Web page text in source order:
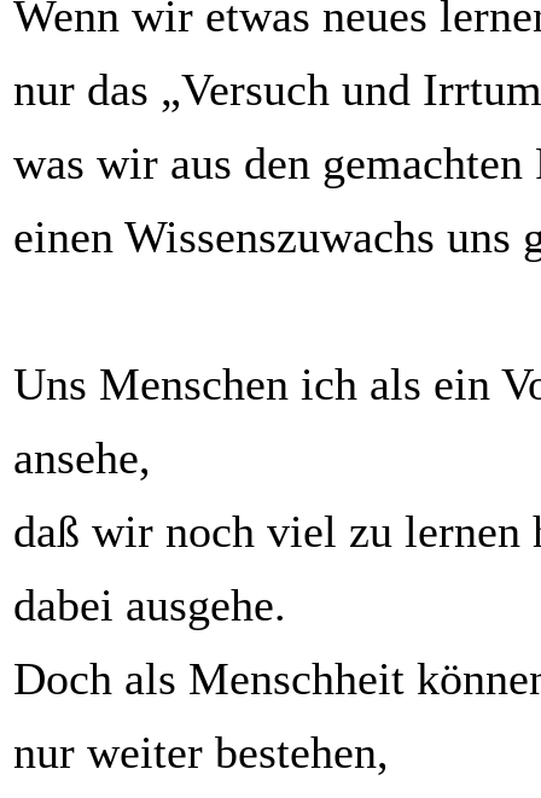
Wenn wir etwas neues
nur das „Versuch und
was wir aus den
einen Wissenszuwachs uns
Uns Menschen ich als ein
ansehe,
daß wir noch viel zu lernen
dabei ausgehe.
Doch als Menschheit
nur weiter bestehen,